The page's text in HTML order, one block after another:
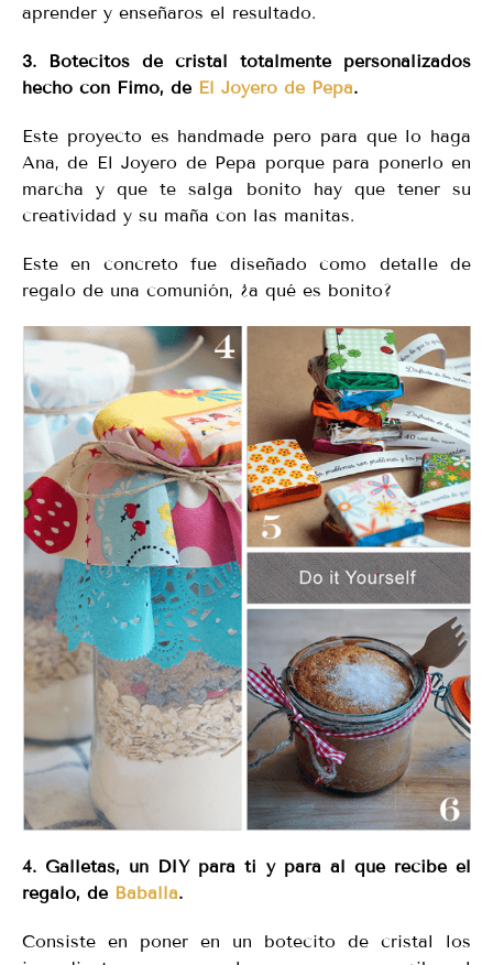
aprender y enseñaros el resultado.
3. Botecitos de cristal totalmente personalizados
hecho con Fimo, de El Joyero de Pepa.
Este proyecto es handmade pero para que lo haga
Ana, de El Joyero de Pepa porque para ponerlo en
marcha y que te salga bonito hay que tener su
creatividad y su maña con las manitas.
Este en concreto fue diseñado como detalle de
regalo de una comunión, ¿a qué es bonito?
4. Galletas, un DIY para ti y para al que recibe el
regalo, de Baballa.
Consiste en poner en un botecito de cristal los